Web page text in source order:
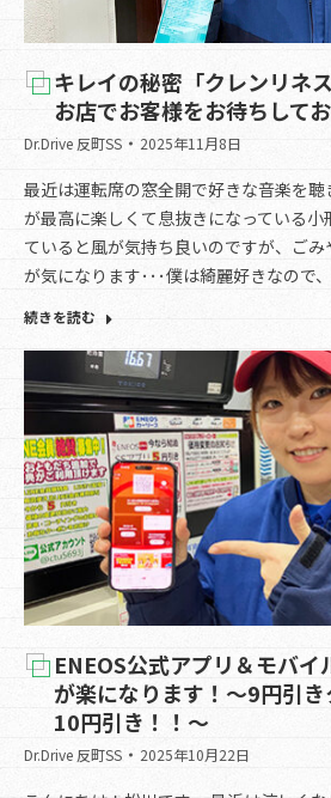
キレイの秘密「クレンリネ
お店でお客様をお待ちして
Dr.Drive 反町SS 2025年11月8日
最近は運転席の窓全開で好きな音楽を
が最高に楽しくて息抜きになっている小
ていると風が気持ち良いのですが、ご
が気になります･･･僕は綺麗好きなので
続きを読む
ENEOS公式アプリ＆モバイ
が楽になります！～9円引
10円引き！！～
Dr.Drive 反町SS 2025年10月22日